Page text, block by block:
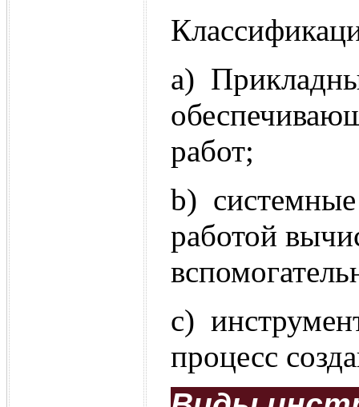
a)
работ;
b) системные
работой
c)
процесс